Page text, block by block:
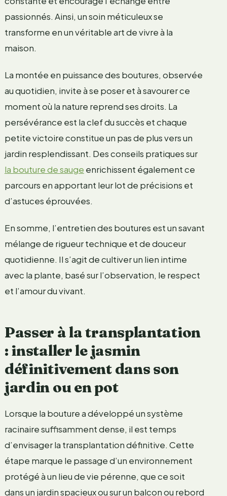
passionnés. Ainsi, un soin méticuleux se
transforme en un véritable art de vivre à la
maison.
La montée en puissance des boutures, observée
au quotidien, invite à se poser et à savourer ce
moment où la nature reprend ses droits. La
persévérance est la clef du succès et chaque
petite victoire constitue un pas de plus vers un
jardin resplendissant. Des conseils pratiques sur
la bouture de sauge enrichissent également ce
parcours en apportant leur lot de précisions et
d’astuces éprouvées.
En somme, l’entretien des boutures est un savant
mélange de rigueur technique et de douceur
quotidienne. Il s’agit de cultiver un lien intime
avec la plante, basé sur l’observation, le respect
et l’amour du vivant.
Passer à la transplantation
: installer le jasmin
définitivement dans son
jardin ou en pot
Lorsque la bouture a développé un système
racinaire suffisamment dense, il est temps
d’envisager la transplantation définitive. Cette
étape marque le passage d’un environnement
protégé à un lieu de vie pérenne, que ce soit
dans un jardin spacieux ou sur un balcon ou rebord